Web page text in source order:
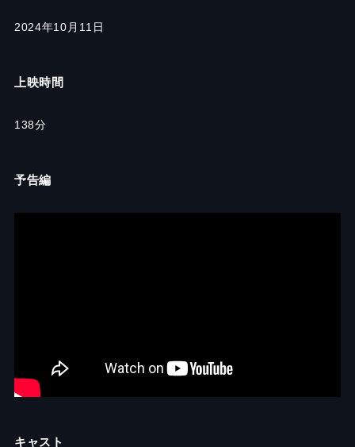
2024年10月11日
上映時間
138分
予告編
キャスト